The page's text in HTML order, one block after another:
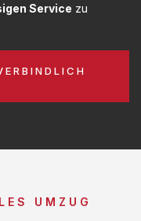
Service zu
UMZUG